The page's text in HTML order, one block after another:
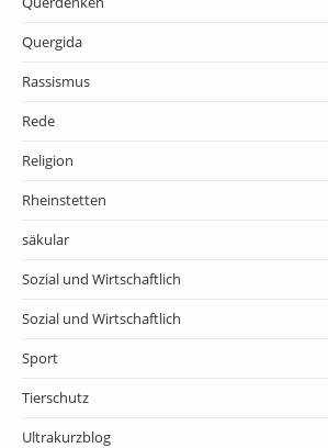
Quergida
Rassismus
Rede
Religion
Rheinstetten
säkular
Sozial und Wirtschaftlich
Sozial und Wirtschaftlich
Sport
Tierschutz
Ultrakurzblog